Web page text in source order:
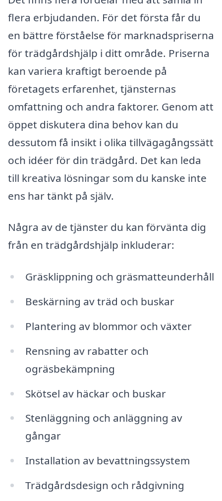
flera erbjudanden. För det första får du
en bättre förståelse för marknadspriserna
för trädgårdshjälp i ditt område. Priserna
kan variera kraftigt beroende på
företagets erfarenhet, tjänsternas
omfattning och andra faktorer. Genom att
öppet diskutera dina behov kan du
dessutom få insikt i olika tillvägagångssätt
och idéer för din trädgård. Det kan leda
till kreativa lösningar som du kanske inte
ens har tänkt på själv.
Några av de tjänster du kan förvänta dig
från en trädgårdshjälp inkluderar:
Gräsklippning och gräsmatteunderhåll
Beskärning av träd och buskar
Plantering av blommor och växter
Rensning av rabatter och
ogräsbekämpning
Skötsel av häckar och buskar
Stenläggning och anläggning av
gångar
Installation av bevattningssystem
Trädgårdsdesign och rådgivning